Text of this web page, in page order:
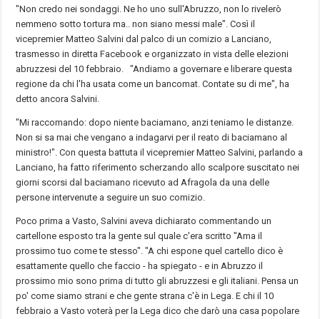
"Non credo nei sondaggi. Ne ho uno sull'Abruzzo, non lo rivelerò
nemmeno sotto tortura ma.. non siano messi male". Così il
vicepremier Matteo Salvini dal palco di un comizio a Lanciano,
trasmesso in diretta Facebook e organizzato in vista delle elezioni
abruzzesi del 10 febbraio. "Andiamo a governare e liberare questa
regione da chi l'ha usata come un bancomat. Contate su di me", ha
detto ancora Salvini.
"Mi raccomando: dopo niente baciamano, anzi teniamo le distanze.
Non si sa mai che vengano a indagarvi per il reato di baciamano al
ministro!". Con questa battuta il vicepremier Matteo Salvini, parlando a
Lanciano, ha fatto riferimento scherzando allo scalpore suscitato nei
giorni scorsi dal baciamano ricevuto ad Afragola da una delle
persone intervenute a seguire un suo comizio.
Poco prima a Vasto, Salvini aveva dichiarato commentando un
cartellone esposto tra la gente sul quale c'era scritto "Ama il
prossimo tuo come te stesso". "A chi espone quel cartello dico è
esattamente quello che faccio - ha spiegato - e in Abruzzo il
prossimo mio sono prima di tutto gli abruzzesi e gli italiani. Pensa un
po' come siamo strani e che gente strana c'è in Lega. E chi il 10
febbraio a Vasto voterà per la Lega dico che darò una casa popolare